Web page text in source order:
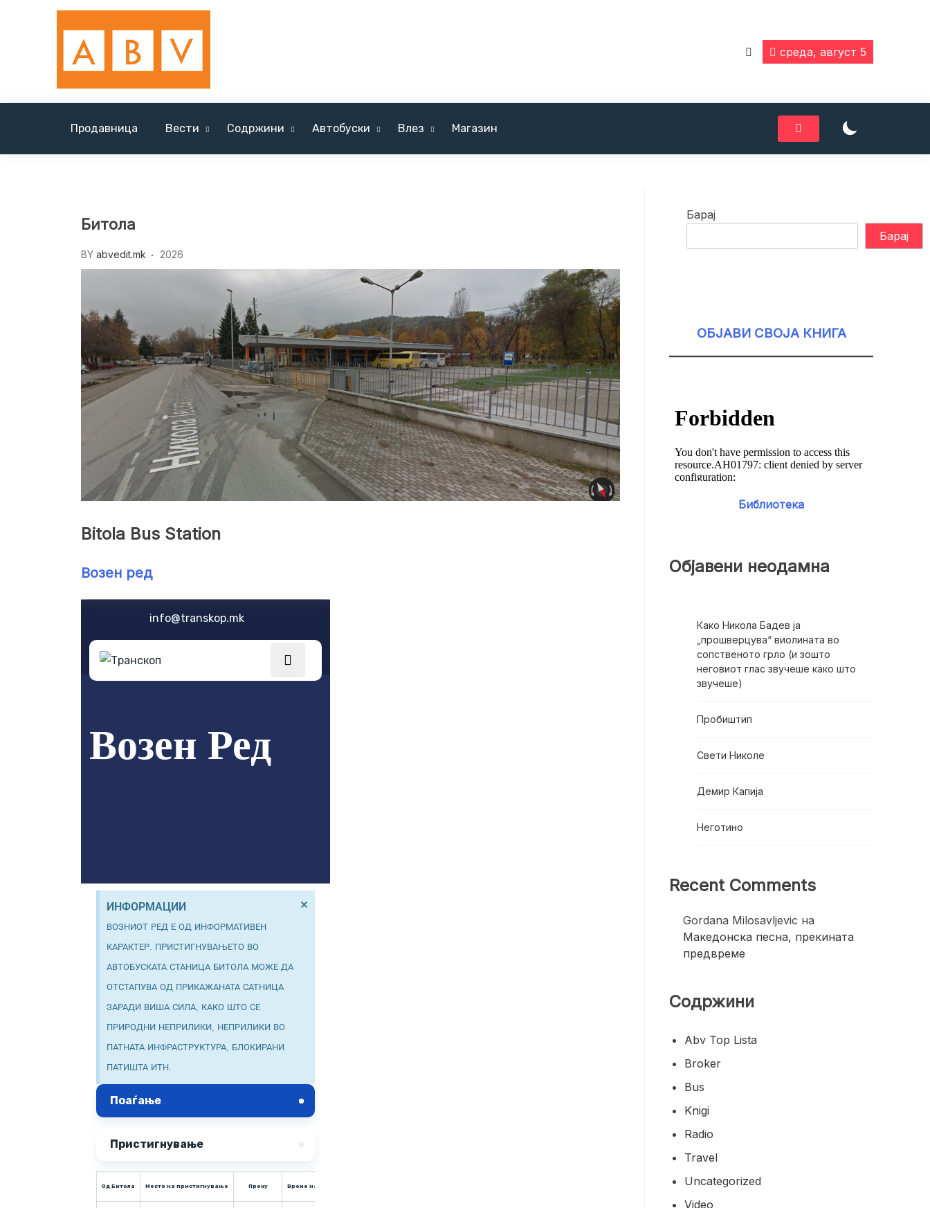
среда, август 5
Продавница Вести Содржини Автобуски Влез Магазин
Битола
BY abvedit.mk 2026
Bitola Bus Station
Возен ред
Барај
Барај
ОБЈАВИ СВОЈА КНИГА
Библиотека
Објавени неодамна
Како Никола Бадев ја
„прошверцува“ виолината во
сопственото грло (и зошто
неговиот глас звучеше како што
звучеше)
Пробиштип
Свети Николе
Демир Капија
Неготино
Recent Comments
Gordana Milosavljevic на
Македонска песна, прекината
предвреме
Содржини
Abv Top Lista
Broker
Bus
Knigi
Radio
Travel
Uncategorized
Video